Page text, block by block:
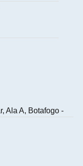
Ala A, Botafogo -